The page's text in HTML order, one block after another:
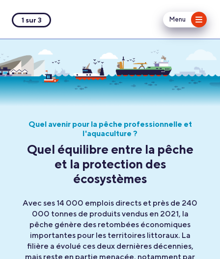
1 sur 3
Quel avenir pour la pêche professionnelle et
l'aquaculture ?
Quel équilibre entre la pêche
et la protection des
écosystèmes
Avec ses 14 000 emplois directs et près de 240
000 tonnes de produits vendus en 2021, la
pêche génère des retombées économiques
importantes pour les territoires littoraux. La
filière a évolué ces deux dernières décennies,
mais reste en partie menacée, notamment par
Menu